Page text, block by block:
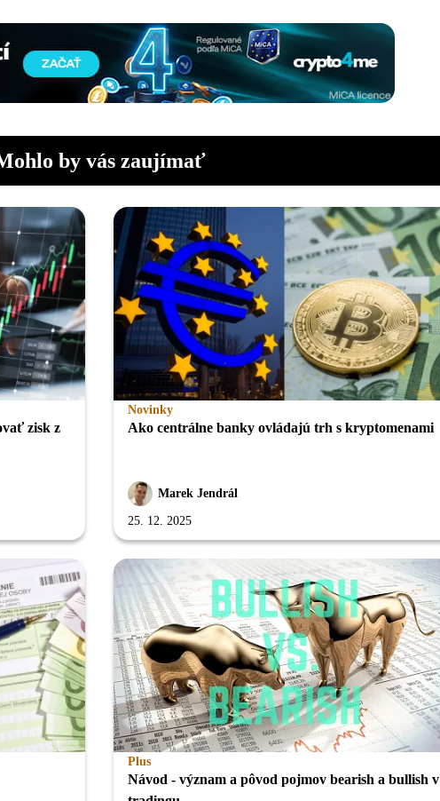
by vás zaujímať
zisk z
Novinky
Ako centrálne banky ovládajú trh s kryptomenami
Marek Jendrál
25. 12. 2025
Plus
Návod - význam a pôvod pojmov bearish a bullish v